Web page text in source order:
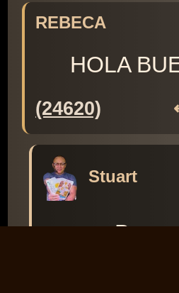
REBECA
HOLA
(24620)
Stuart
Buen